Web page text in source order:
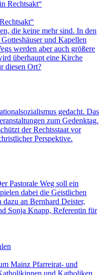
die keine mehr sind. In den
und Kapellen
werden aber auch größere
überhaupt eine Kirche
diesen Ort?
gedacht. Das
zum Gedenktag.
der Rechtsstaat vor
Perspektive.
Pastorale Weg soll ein
dabei die Geistlichen
dazu an Bernhard Deister,
Sonja Knapp, Referentin für
Mainz Pfarreirat- und